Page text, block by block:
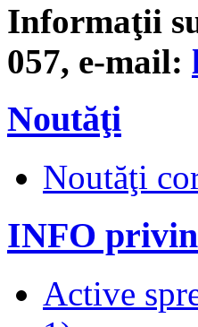
Informaţii
057, e-mail:
Noutăţi
Noutăţi
INFO
Active